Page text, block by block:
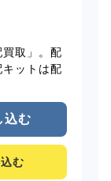
取」。配
ットは配
込む
む